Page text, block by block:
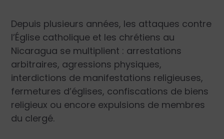
Depuis plusieurs années, les attaques contre
l’Église catholique et les chrétiens au
Nicaragua se multiplient : arrestations
arbitraires, agressions physiques,
interdictions de manifestations religieuses,
fermetures d’églises, confiscations de biens
religieux ou encore expulsions de membres
du clergé.